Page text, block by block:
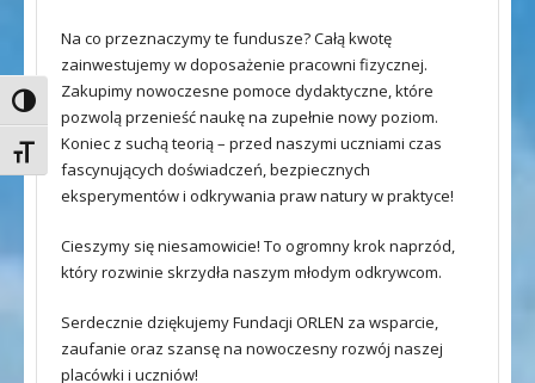
Toggle High Contrast
Toggle Font size
Na co przeznaczymy te fundusze? Całą kwotę
zainwestujemy w doposażenie pracowni fizycznej.
Zakupimy nowoczesne pomoce dydaktyczne, które
pozwolą przenieść naukę na zupełnie nowy poziom.
Koniec z suchą teorią – przed naszymi uczniami czas
fascynujących doświadczeń, bezpiecznych
eksperymentów i odkrywania praw natury w praktyce!
Cieszymy się niesamowicie! To ogromny krok naprzód,
który rozwinie skrzydła naszym młodym odkrywcom.
Serdecznie dziękujemy Fundacji ORLEN za wsparcie,
zaufanie oraz szansę na nowoczesny rozwój naszej
placówki i uczniów!